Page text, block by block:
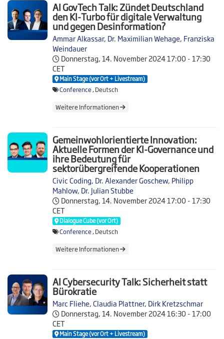
AI GovTech Talk: Zündet Deutschland
den KI-Turbo für digitale Verwaltung
und gegen Desinformation?
Ammar Alkassar, Dr. Maximilian Wehage, Franziska
Weindauer
Donnerstag, 14. November 202417:00 - 17:30
CET
Main Stage (vor Ort + Livestream)
Conference, Deutsch
Weitere Informationen
Gemeinwohlorientierte Innovation:
Aktuelle Formen der KI-Governance und
ihre Bedeutung für
sektorübergreifende Kooperationen
Civic Coding, Dr. Alexander Goschew, Philipp
Mahlow, Dr. Julian Stubbe
Donnerstag, 14. November 202417:00 - 17:30
CET
Dialogue Cube (vor Ort)
Conference, Deutsch
Weitere Informationen
AI Cybersecurity Talk: Sicherheit statt
Bürokratie
Marc Fliehe,Claudia Plattner, Dirk Kretzschmar
Donnerstag, 14. November 202416:30 - 17:00
CET
Main Stage (vor Ort + Livestream)